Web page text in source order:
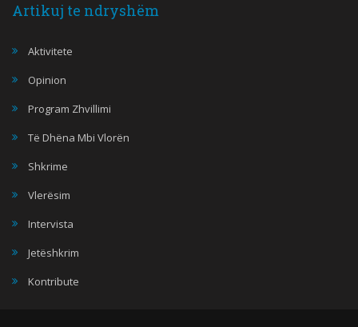
Artikuj te ndryshëm
Aktivitete
Opinion
Program Zhvillimi
Të Dhëna Mbi Vlorën
Shkrime
Vlerësim
Intervista
Jetëshkrim
Kontribute